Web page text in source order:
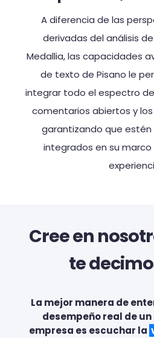
A diferencia de las
derivadas del análisis
Medallia, las capacidades
de texto de Pisano le
integrar todo el espectro
comentarios abiertos y
garantizando que
integrados en su
Cree en
te
La mejor manera de
desempeño real de
empresa es escuchar la